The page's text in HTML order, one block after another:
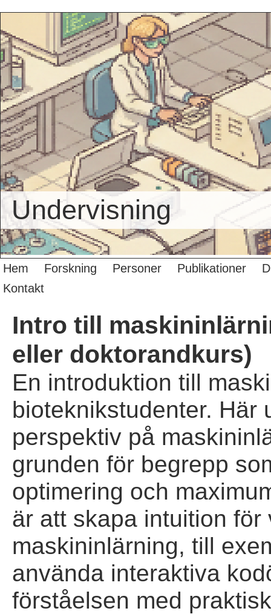
Undervisning
Hem Forskning Personer Publikationer
Kontakt
Intro till
eller doktorandkurs)
En introduktion till
bioteknikstudenter. Här
perspektiv på
grunden för begrepp
optimering och
är att skapa intuition
maskininlärning, till
använda interaktiva
förståelsen med